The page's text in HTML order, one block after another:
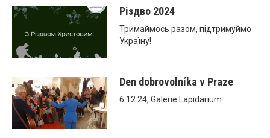
Різдво 2024
Тримаймось разом, підтримуймо
Україну!
Den dobrovolníka v Praze
6.12.24, Galerie Lapidarium